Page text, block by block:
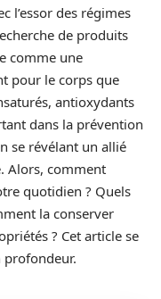
l’essor des régimes
de produits
comme une
pour le corps que
antioxydants
dans la prévention
se révélant un allié
Alors, comment
quotidien ? Quels
la conserver
? Cet article se
profondeur.